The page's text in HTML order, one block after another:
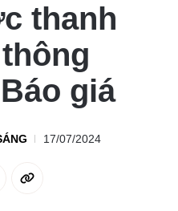
thanh
giá
17/07/2024